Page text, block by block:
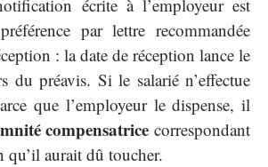
écrite à l’employeur est
par lettre recommandée
: la date de réception lance le
du préavis. Si le salarié n’effectue
que l’employeur le dispense, il
compensatrice correspondant
qu’il aurait dû toucher.